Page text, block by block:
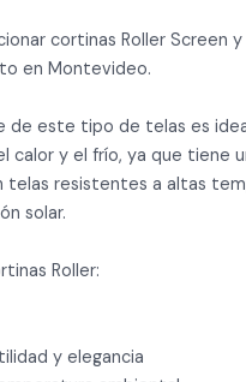
cortinas Roller Screen
en Montevideo.
de este tipo de telas es
calor y el frío, ya que tiene
telas resistentes a altas
solar.
Roller:
y elegancia